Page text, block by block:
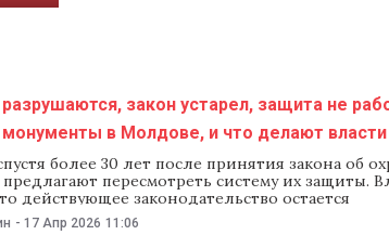
закон устарел, защита не
монументы в Молдове, и что делают власти
более 30 лет после принятия закона об
пересмотреть систему их защиты.
действующее законодательство остается
а многие объекты находятся в плохом
- 17 Апр 2026 11:06